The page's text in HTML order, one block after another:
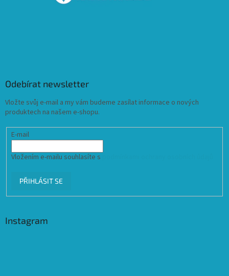
Odebírat newsletter
Vložte svůj e-mail a my vám budeme zasílat informace o nových
produktech na našem e-shopu.
E-mail
Vložením e-mailu souhlasíte s
PŘIHLÁSIT SE
Instagram